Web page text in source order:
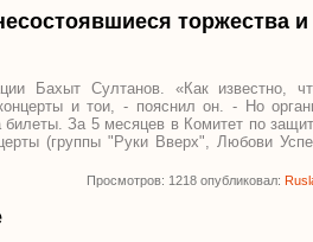
торжества
Бахыт Султанов. «Как известно,
и тои, - пояснил он. - Но
билеты. За 5 месяцев в Комитет по
(группы "Руки Вверх", Любови
Просмотров: 1218 опубликовал: